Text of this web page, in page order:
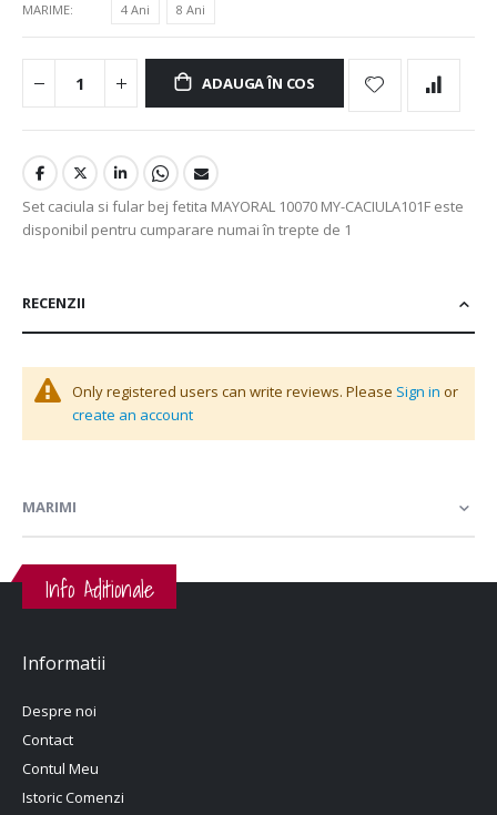
MARIME 4 Ani 8 Ani
ADAUGA ÎN COS
Set caciula si fular bej fetita MAYORAL 10070 MY-CACIULA101F este
disponibil pentru cumparare numai în trepte de 1
RECENZII
Only registered users can write reviews. Please Sign in or
create an account
MARIMI
Info Aditionale
Informatii
Despre noi
Contact
Contul Meu
Istoric Comenzi